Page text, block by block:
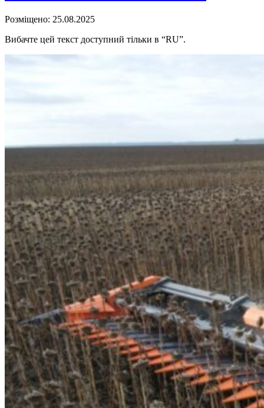
Розміщено: 25.08.2025
Вибачте цей текст доступний тільки в “RU”.